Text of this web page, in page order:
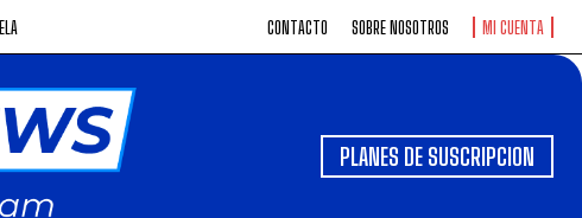
CONTACTO SOBRE NOSOTROS MI CUENTA
PLANES DE SUSCRIPCION